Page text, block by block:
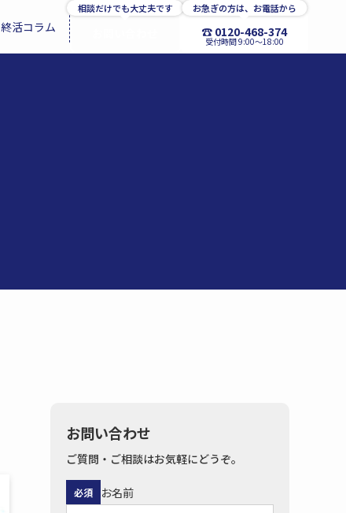
終活コラム
相談だけでも大丈夫です お急ぎの方は、お電話から
☎ 0120-468-374
受付時間 9:00〜18:00
お問い合わせ
ご質問・ご相談はお気軽にどうぞ。
お名前
必須